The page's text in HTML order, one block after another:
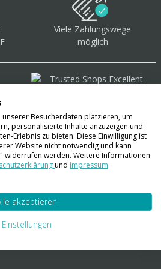
Viele Zahlungswege
möglich
Besucherdaten platzieren, um
personalisierte Inhalte anzuzeigen und
Erlebnis zu bieten. Diese Einwilligung ist
Website nicht notwendig und kann
widerrufen werden. Weitere Informationen
und Impressum.
akzeptieren
Einstellungen